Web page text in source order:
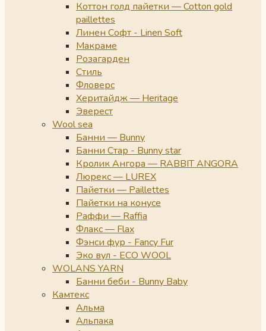
Коттон голд пайетки — Cotton gold
paillettes
Линен Софт - Linen Soft
Макраме
Розагарден
Стиль
Фловерс
Херитайдж — Heritage
Эверест
Wool sea
Банни — Bunny
Банни Стар - Bunny star
Кролик Ангора — RABBIT ANGORA
Люрекс — LUREX
Пайетки — Paillettes
Пайетки на конусе
Раффи — Raffia
Флакс — Flax
Фэнси фур - Fancy Fur
Эко вул - ECO WOOL
WOLANS YARN
Банни беби - Bunny Baby
Камтекс
Альма
Альпака